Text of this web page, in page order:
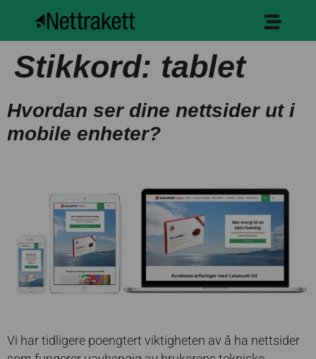
Stikkord: tablet
Hvordan ser dine nettsider ut i
mobile enheter?
Vi har tidligere poengtert viktigheten av å ha nettsider